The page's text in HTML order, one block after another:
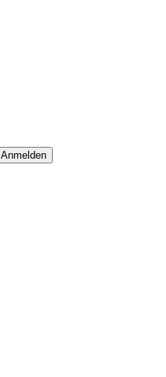
Anmelden